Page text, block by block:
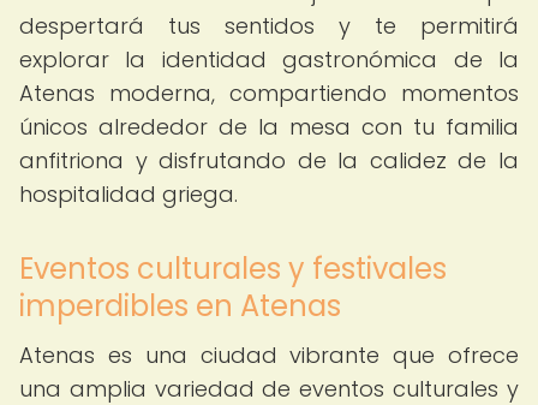
despertará tus sentidos y te permitirá
explorar la identidad gastronómica de la
Atenas moderna, compartiendo momentos
únicos alrededor de la mesa con tu familia
anfitriona y disfrutando de la calidez de la
hospitalidad griega.
Eventos culturales y festivales
imperdibles en Atenas
Atenas es una ciudad vibrante que ofrece
una amplia variedad de eventos culturales y